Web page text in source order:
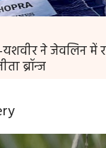
यशवीर ने जेवलिन में
ब्रॉन्ज